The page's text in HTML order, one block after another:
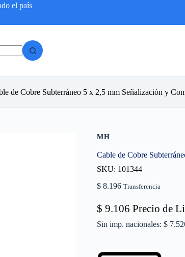
el país
de Cobre Subterráneo 5 x 2,5 mm Señalización y
MH
Cable de Cobre
SKU: 101344
$ 8.196 Transferencia
$ 9.106 Precio de
Sin imp. nacionales: $